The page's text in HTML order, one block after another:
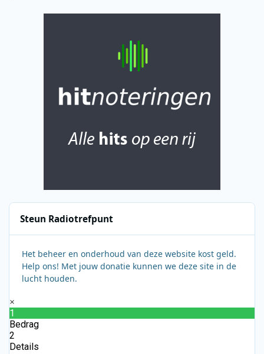
Steun Radiotrefpunt
Het beheer en onderhoud van deze website kost geld.
Help ons! Met jouw donatie kunnen we deze site in de
lucht houden.